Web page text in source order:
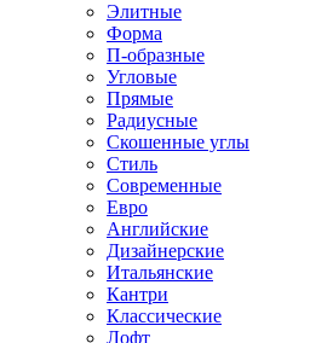
Элитные
Форма
П-образные
Угловые
Прямые
Радиусные
Скошенные углы
Стиль
Современные
Евро
Английские
Дизайнерские
Итальянские
Кантри
Классические
Лофт